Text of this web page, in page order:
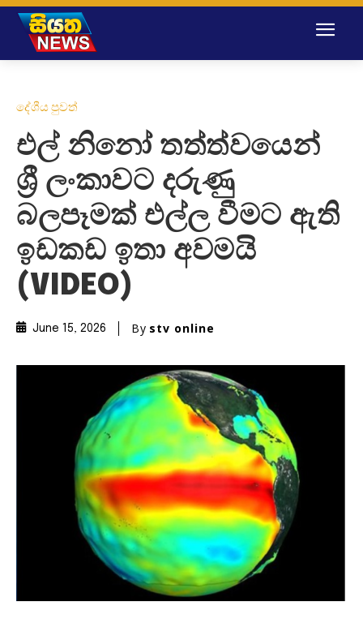
දේශීය පුවත්
එල් නිනෝ තත්ත්වයෙන්
ශ්‍රී ලංකාවට දරුණු
බලපෑමක් එල්ල වීමට ඇති
ඉඩකඩ ඉතා අවමයි
(VIDEO)
June 15, 2026 By stv online